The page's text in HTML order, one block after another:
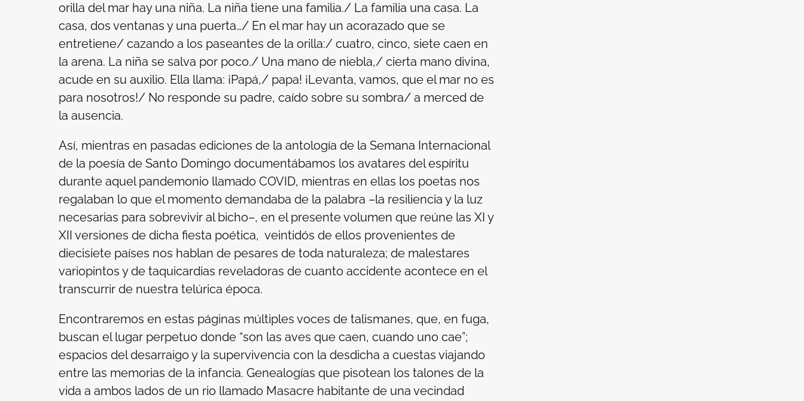
orilla del mar hay una niña. La niña tiene una familia./ La familia una casa. La
casa, dos ventanas y una puerta…/ En el mar hay un acorazado que se
entretiene/ cazando a los paseantes de la orilla:/ cuatro, cinco, siete caen en
la arena. La niña se salva por poco./ Una mano de niebla,/ cierta mano divina,
acude en su auxilio. Ella llama: ¡Papá,/ papa! ¡Levanta, vamos, que el mar no es
para nosotros!/ No responde su padre, caído sobre su sombra/ a merced de
la ausencia.
Así, mientras en pasadas ediciones de la antología de la Semana Internacional
de la poesía de Santo Domingo documentábamos los avatares del espíritu
durante aquel pandemonio llamado COVID, mientras en ellas los poetas nos
regalaban lo que el momento demandaba de la palabra –la resiliencia y la luz
necesarias para sobrevivir al bicho–, en el presente volumen que reúne las XI y
XII versiones de dicha fiesta poética, veintidós de ellos provenientes de
diecisiete países nos hablan de pesares de toda naturaleza; de malestares
variopintos y de taquicardias reveladoras de cuanto accidente acontece en el
transcurrir de nuestra telúrica época.
Encontraremos en estas páginas múltiples voces de talismanes, que, en fuga,
buscan el lugar perpetuo donde “son las aves que caen, cuando uno cae”;
espacios del desarraigo y la supervivencia con la desdicha a cuestas viajando
entre las memorias de la infancia. Genealogías que pisotean los talones de la
vida a ambos lados de un rio llamado Masacrehabitante de una vecindad